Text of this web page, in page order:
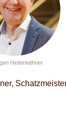
Hinterleithner